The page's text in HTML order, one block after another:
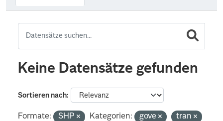
Keine Datensätze gefunden
Sortieren nach
Formate: SHP Kategorien: gove
tran